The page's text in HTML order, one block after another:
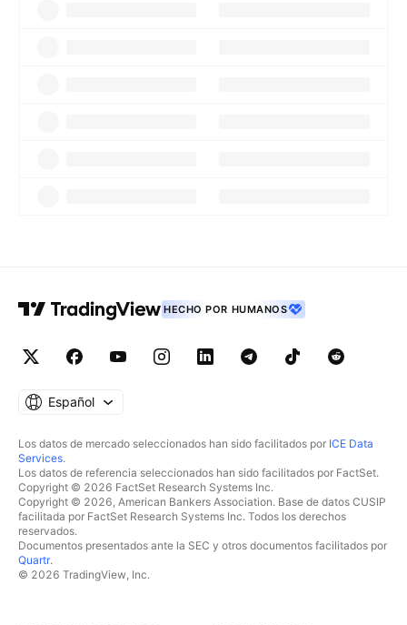
HECHO POR HUMANOS
Español
Los datos de mercado seleccionados han sido facilitados por ICE Data
Services.
Los datos de referencia seleccionados han sido facilitados por FactSet.
Copyright © 2026 FactSet Research Systems Inc.
Copyright © 2026, American Bankers Association. Base de datos CUSIP
facilitada por FactSet Research Systems Inc. Todos los derechos
reservados.
Documentos presentados ante la SEC y otros documentos facilitados por
Quartr.
© 2026 TradingView, Inc.